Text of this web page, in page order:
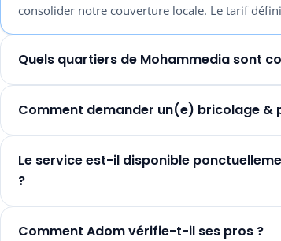
consolider notre couverture locale. Le tarif
Quels quartiers de Mohammedia sont
Comment demander un(e) bricolage &
Le service est-il disponible
?
Comment Adom vérifie-t-il ses pros ?